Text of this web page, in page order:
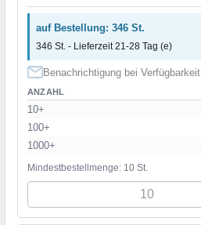
auf Bestellung: 346 St.
346 St. - Lieferzeit 21-28 Tag (e)
Benachrichtigung bei Verfügbarkeit
ANZAHL
10+
100+
1000+
Mindestbestellmenge: 10 St.